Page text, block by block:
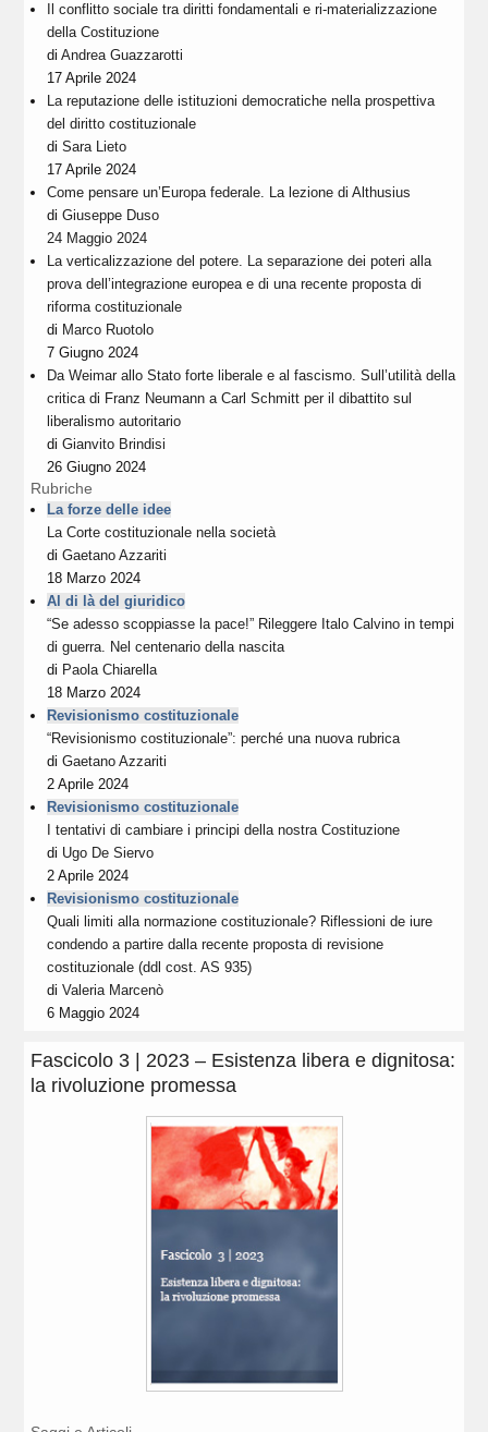
Il conflitto sociale tra diritti fondamentali e ri-materializzazione
della Costituzione
diAndrea Guazzarotti
17 Aprile 2024
La reputazione delle istituzioni democratiche nella prospettiva
del diritto costituzionale
diSara Lieto
17 Aprile 2024
Come pensare un’Europa federale. La lezione di Althusius
diGiuseppe Duso
24 Maggio 2024
La verticalizzazione del potere. La separazione dei poteri alla
prova dell’integrazione europea e di una recente proposta di
riforma costituzionale
di Marco Ruotolo
7 Giugno 2024
Da Weimar allo Stato forte liberale e al fascismo. Sull’utilità della
critica di Franz Neumann a Carl Schmitt per il dibattito sul
liberalismo autoritario
diGianvito Brindisi
26 Giugno 2024
Rubriche
La forze delle idee
La Corte costituzionale nella società
diGaetano Azzariti
18 Marzo 2024
Al di là del giuridico
“Se adesso scoppiasse la pace!” Rileggere Italo Calvino in tempi
di guerra. Nel centenario della nascita
di Paola Chiarella
18 Marzo 2024
Revisionismo costituzionale
“Revisionismo costituzionale”: perché una nuova rubrica
diGaetano Azzariti
2 Aprile 2024
Revisionismo costituzionale
I tentativi di cambiare i principi della nostra Costituzione
di Ugo De Siervo
2 Aprile 2024
Revisionismo costituzionale
Quali limiti alla normazione costituzionale? Riflessioni de iure
condendo a partire dalla recente proposta di revisione
costituzionale (ddl cost. AS 935)
diValeria Marcenò
6 Maggio 2024
Fascicolo 3 | 2023 – Esistenza libera e dignitosa:
la rivoluzione promessa